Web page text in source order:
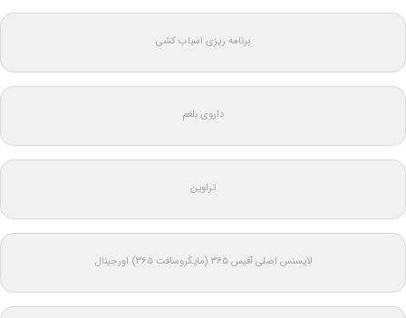
برنامه ریزی اسباب کشی
داروی بلغم
تراوین
لایسنس اصلی آفیس ۳۶۵ (مایکروسافت ۳۶۵) اورجینال